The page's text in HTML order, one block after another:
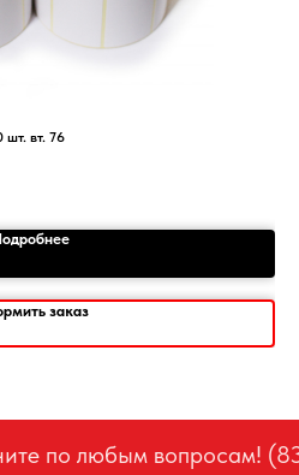
вт. 76
заказ
по любым вопросам!